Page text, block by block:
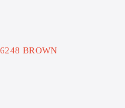
6248 BROWN